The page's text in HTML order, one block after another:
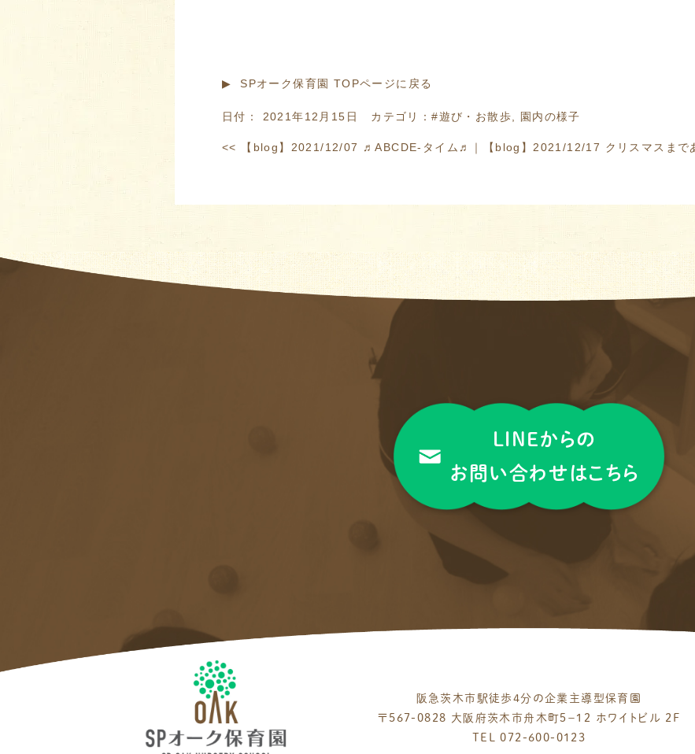
▶︎ SPオーク保育園 TOPページに戻る
日付： 2021年12月15日 カテゴリ：#遊び・お散歩 園内の様子
<< 【blog】2021/12/07 ♬ABCDE-タイム♬ ｜ 【blog】2021/12/17 クリスマスま
LINEからの
お問い合わせはこちら
阪急茨木市駅徒歩4分の企業主導型保育園
〒567-0828 大阪府茨木市舟木町５−１２
ホワイトビル 2F
TEL 072-600-0123